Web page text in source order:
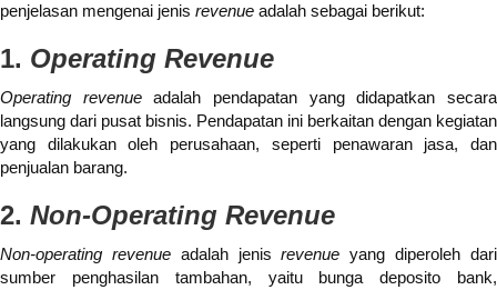
penjelasan mengenai jenis revenue adalah sebagai berikut:
1. Operating Revenue
Operating revenueadalah pendapatan yang didapatkan secara
langsung dari pusat bisnis. Pendapatan ini berkaitan dengan kegiatan
yang dilakukan oleh perusahaan, seperti penawaran jasa, dan
penjualan barang.
2. Non-Operating Revenue
Non-operating revenueadalah jenisrevenue yang diperoleh dari
sumber penghasilan tambahan, yaitu bunga deposito bank,